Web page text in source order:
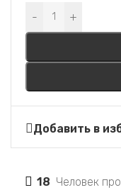
- +
Alternative:
Добавить в
18 Человек